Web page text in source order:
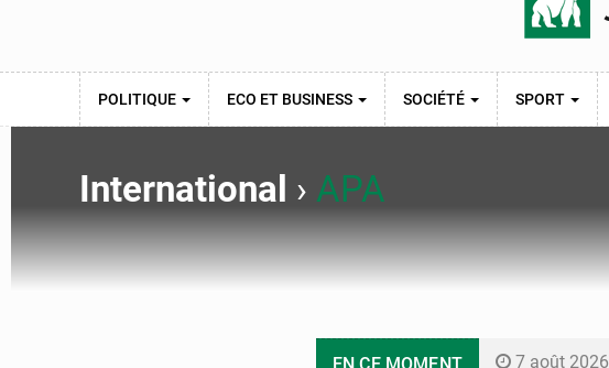
POLITIQUE ECO ET BUSINESS SOCIÉTÉ SPORT
International › APA
7 août 2026